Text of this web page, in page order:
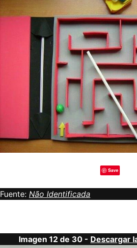
Save
Fuente: Não Identificada
Imagen 12 de 30 - Descargar